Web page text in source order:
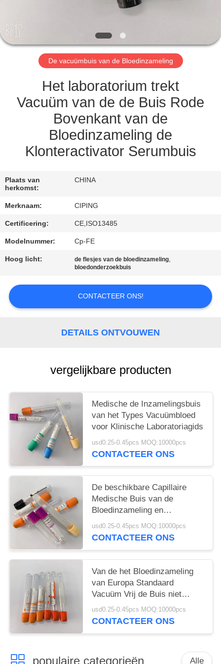
VERZOEK
CITAAT
SITEMAP
PRIVACY
POLICY
De vacuümbuis van de Bloedinzameling
Het laboratorium trekt
Vacuüm van de de Buis Rode
Bovenkant van de
Bloedinzameling de
Klonteractivator Serumbuis
Plaats van
herkomst:
CHINA
Merknaam: CIPING
Certificering: CE,ISO13485
Modelnummer: Cp-FE
Hoog licht: de flesjes van de bloedinzameling,
bloedonderzoekbuis
CONTACTEER ONS!
DETAILS ONTVOUWEN
vergelijkbare producten
Medische de Inzamelingsbuis
van het Types Vacuümbloed
voor Klinische Laboratoriagids
usd0.25-0.45pcs MOQ:10000pcs
CONTACTEER ONS
De beschikbare Capillaire
Medische Buis van de
Bloedinzameling en
Laboratoriumgebruik
usd0.25-0.45pcs MOQ:10000pcs
CONTACTEER ONS
Van de het Bloedinzameling
van Europa Standaard
Vacuüm Vrij de Buis niet
Giftige Pyrogen
usd0.25-0.45pcs MOQ:10000pcs
CONTACTEER ONS
populaire categorieën Alle